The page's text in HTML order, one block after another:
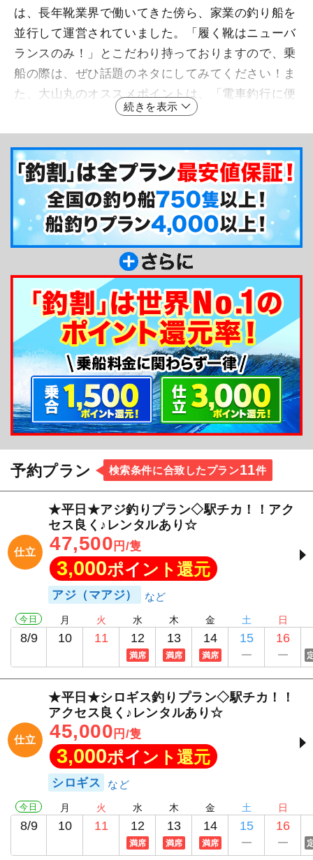
は、長年靴業界で働いてきた傍ら、家業の釣り船を
並行して運営されていました。「履く靴はニューバ
ランスのみ！」とこだわり持っておりますので、乗
船の際は、ぜひ話題のネタにしてみてください！ま
た、大山丸のオススメポイントは、「電車釣行に便
利」「平日5名から貸切できる」ところです。京浜
急行・立会川駅から徒歩圏内から出船しており、出
船時間も8時前後と比較的ゆったり釣りに出かけら
れます。また、平日なら5名と少人数で貸切できる
ので、空間広く釣りが楽しめますよ！
釣り船からのメッセージ
大山丸船長の大山です。私は、先代から受け継い
で船を運営して参りました。長らく、週末限定の出
船でしたが、サラリーマンを引退し平日も含めて毎
日出船可能となりました。平日は少人数でお受けし
ております。電車釣行ができる立地ですので、お気
軽にご利用下さい。
続きを表示
予約プラン 検索条件に合致したプラン11件
仕立
★平日★アジ釣りプラン◇駅チカ！！アク
セス良く♪レンタルあり☆
47,500 円/隻
3,000ポイント還元
アジ（マアジ）
今日
8/9
月
10
火
11
水
12
満席
木
13
満席
金
14
満席
土
15
日
16
仕立
★平日★シロギス釣りプラン◇駅チカ！！
アクセス良く♪レンタルあり☆
45,000 円/隻
3,000ポイント還元
シロギス
今日
8/9
月
10
火
11
水
12
満席
木
13
満席
金
14
満席
土
15
日
16